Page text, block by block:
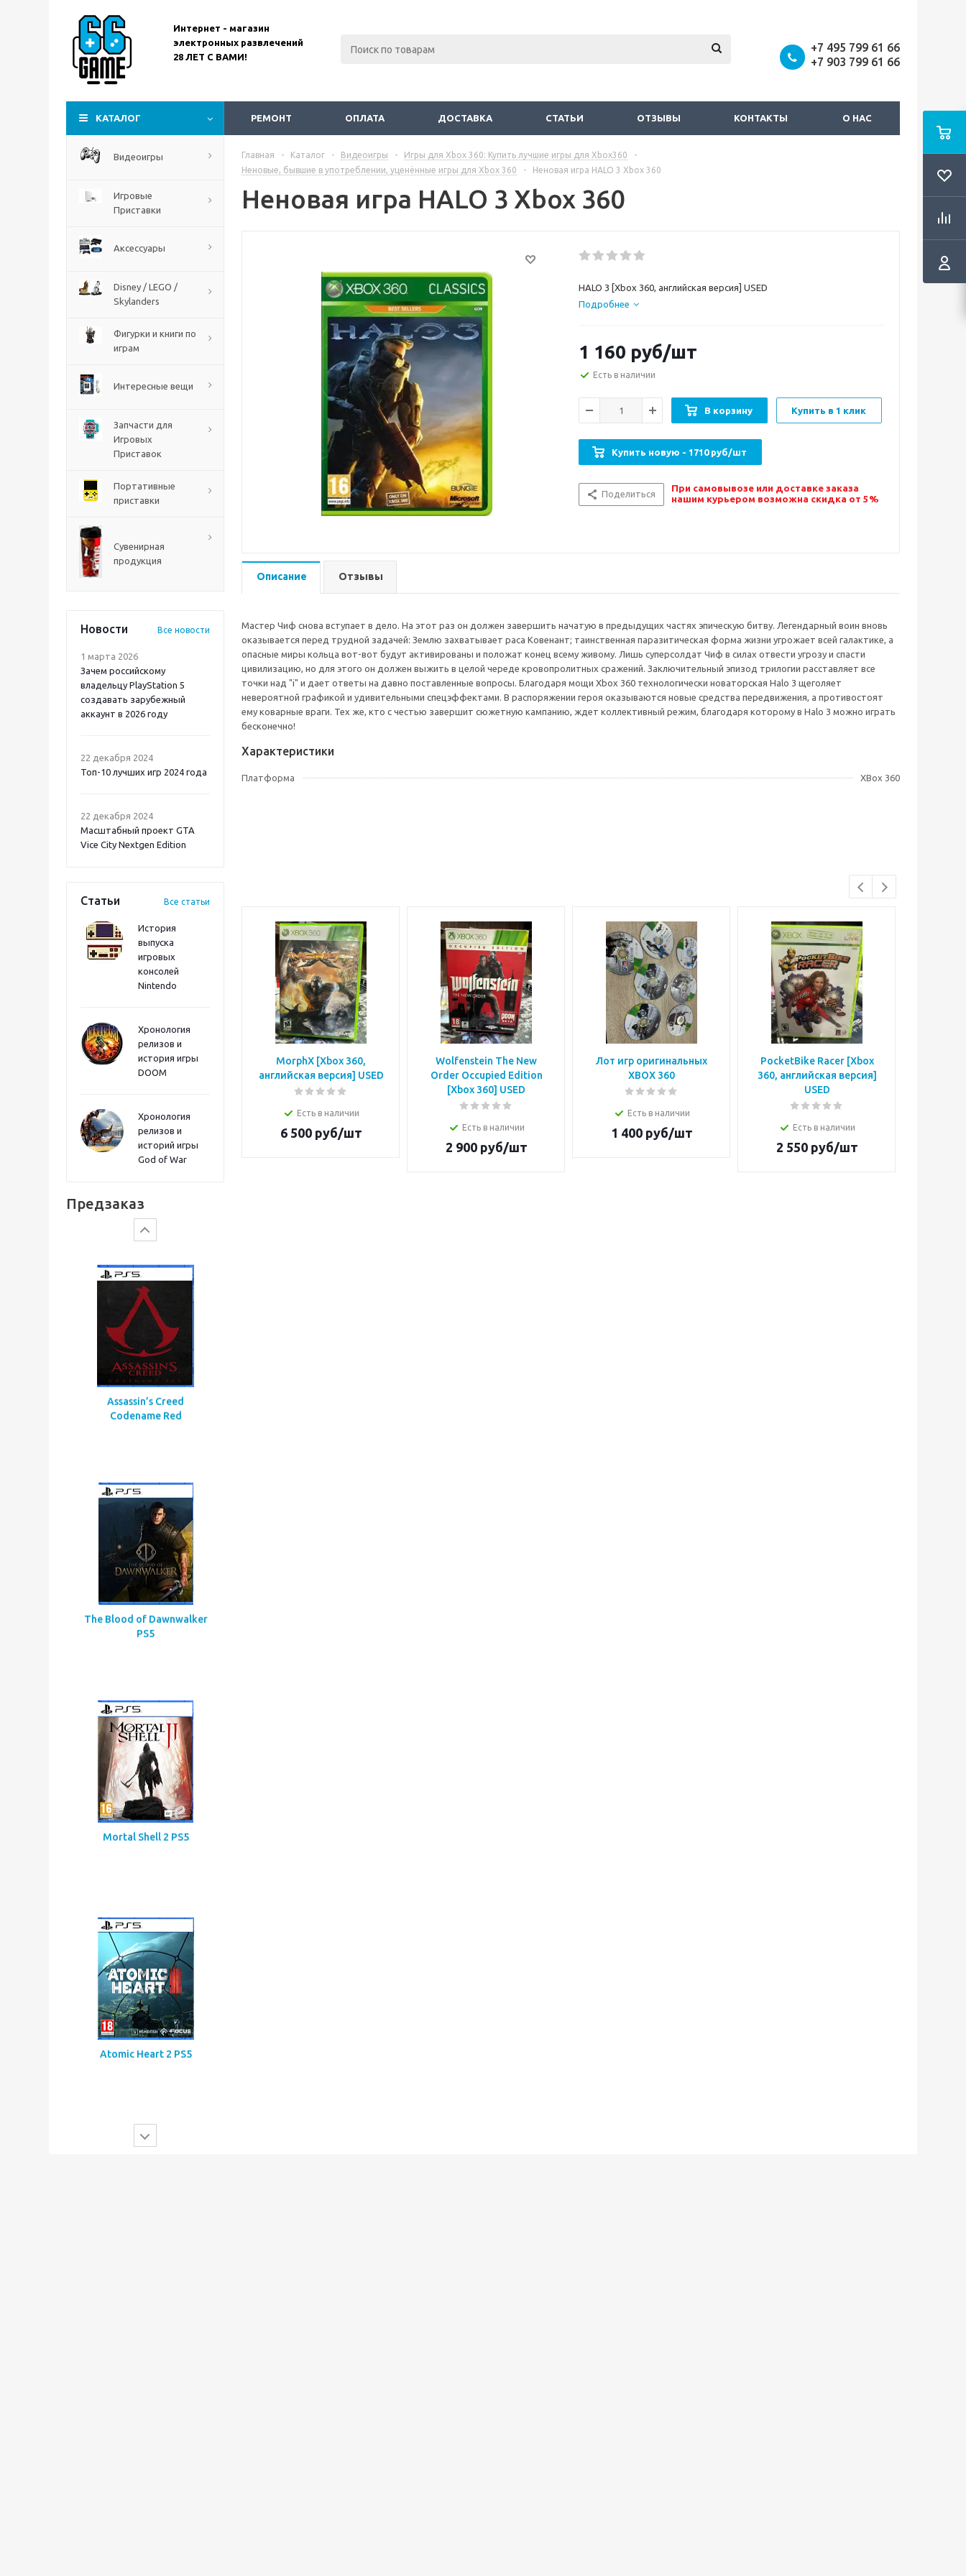
Интернет - магазин
электронных развлечений
28 ЛЕТ С ВАМИ!
+7 495 799 61 66
+7 903 799 61 66
КАТАЛОГ РЕМОНТ ОПЛАТА ДОСТАВКА СТАТЬИ ОТЗЫВЫ КОНТАКТЫ О НАС
Видеоигры
Игровые
Приставки
Аксессуары
Disney / LEGO /
Skylanders
Фигурки и книги по
играм
Интересные вещи
Запчасти для
Игровых
Приставок
Портативные
приставки
Сувенирная
продукция
Новости Все новости
1 марта 2026
Зачем российскому
владельцу PlayStation 5
создавать зарубежный
аккаунт в 2026 году
22 декабря 2024
Топ-10 лучших игр 2024 года
22 декабря 2024
Масштабный проект GTA
Vice City Nextgen Edition
Статьи Все статьи
История
выпуска
игровых
консолей
Nintendo
Хронология
релизов и
история игры
DOOM
Хронология
релизов и
историй игры
God of War
Предзаказ
The Blood of Dawnwalker
Onimusha: Way of the
Sword PS5
Call Of Duty Black Ops Gulf
Assassin’s Creed
Codename Red
The Blood of Dawnwalker
Mortal Shell 2 PS5
Главная - Каталог - Видеоигры - Игры для Xbox 360: Купить лучшие игры для Xbox360
-
Неновые, бывшие в употреблении, уценённые игры для Xbox 360
- Неновая игра HALO 3 Xbox 360
Неновая игра HALO 3 Xbox 360
HALO 3 [Xbox 360, английская версия] USED
Подробнее
1 160 руб/шт
Есть в наличии
В корзину
Купить новую - 1710 руб/шт
Купить в 1 клик
Поделиться
При самовывозе или доставке заказа
нашим курьером возможна скидка от 5%
Описание Отзывы
Мастер Чиф снова вступает в дело. На этот раз он должен завершить начатую в предыдущих частях эпическую битву. Легендарный воин вновь
оказывается перед трудной задачей: Землю захватывает раса Ковенант; таинственная паразитическая форма жизни угрожает всей галактике, а
опасные миры кольца вот-вот будут активированы и положат конец всему живому. Лишь суперсолдат Чиф в силах отвести угрозу и спасти
цивилизацию, но для этого он должен выжить в целой череде кровопролитных сражений. Заключительный эпизод трилогии расставляет все
точки над "i" и дает ответы на давно поставленные вопросы. Благодаря мощи Xbox 360 технологически новаторская Halo 3 щеголяет
невероятной графикой и удивительными спецэффектами. В распоряжении героя оказываются новые средства передвижения, а противостоят
ему коварные враги. Тех же, кто с честью завершит сюжетную кампанию, ждет коллективный режим, благодаря которому в Halo 3 можно играть
бесконечно!
Характеристики
Платформа XBox 360
MorphX [Xbox 360,
английская версия] USED
Есть в наличии
6 500руб/шт
Wolfenstein The New
Order Occupied Edition
[Xbox 360] USED
Есть в наличии
2 900руб/шт
Лот игр оригинальных
XBOX 360
Есть в наличии
1 400руб/шт
PocketBike Racer [Xbox
360, английская версия]
USED
Есть в наличии
2 550руб/шт